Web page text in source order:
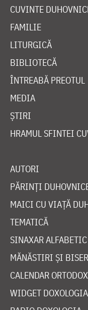
CUVINTE
FAMILIE
LITURGICĂ
BIBLIOTECĂ
ÎNTREABĂ PREOTUL
MEDIA
ȘTIRI
HRAMUL SFINTEI
AUTORI
PĂRINȚI
MAICI CU VIAȚĂ
TEMATICĂ
SINAXAR ALFABETIC
MĂNĂSTIRI ȘI
CALENDAR ORTODOX
WIDGET DOXOLOGIA